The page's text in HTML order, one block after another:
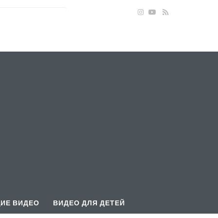
ВИДЕО ВИДЕО ДЛЯ ДЕТЕЙ